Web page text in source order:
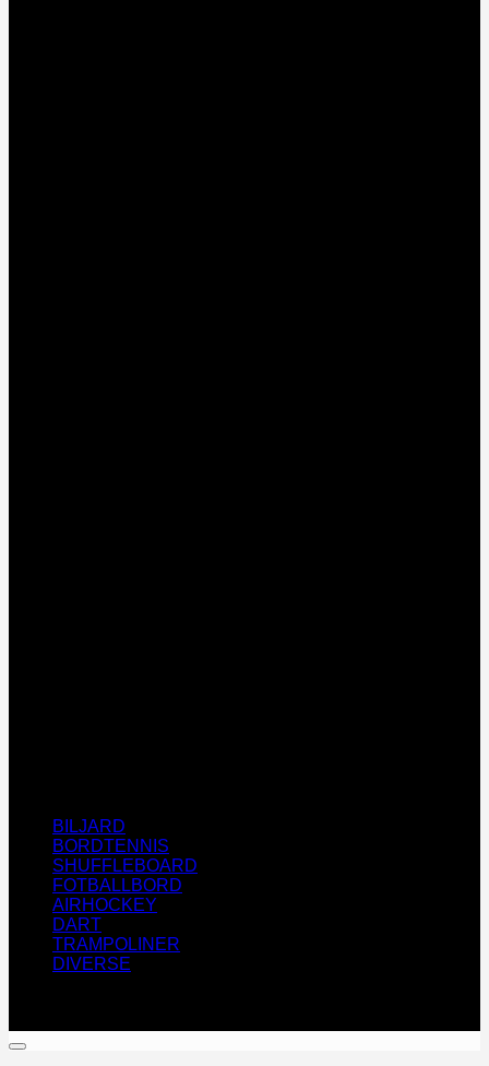
BILJARD
BORDTENNIS
SHUFFLEBOARD
FOTBALLBORD
AIRHOCKEY
DART
TRAMPOLINER
DIVERSE